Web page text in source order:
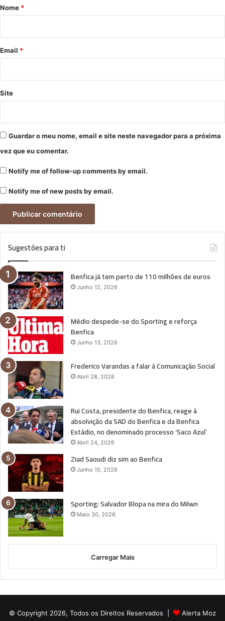
r
*
Nome *
Email *
Site
Guardar o meu nome, email e site neste navegador para a próxima
vez que eu comentar.
Notify me of follow-up comments by email.
Notify me of new posts by email.
Sugestões para ti
Benfica já tem perto de 110 milhões de euros
Junho 12, 2026
Médio despede-se do Sporting e reforça
Benfica
Junho 13, 2026
Frederico Varandas a falar à Comunicação Social
Abril 28, 2026
Rui Costa, presidente do Benfica, reage à
absolvição da SAD do Benfica e da Benfica
Estádio, no denominado processo ‘Saco Azul’
Abril 24, 2026
Ziad Saoudi diz sim ao Benfica
Junho 15, 2026
Sporting: Salvador Blopa na mira do Milwn
Maio 30, 2026
Carregar Mais
© Copyright 2026, Todos os Direitos Reservados | Alerta Moz